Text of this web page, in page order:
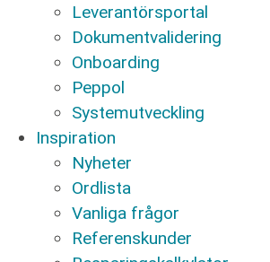
Leverantörsportal
Dokumentvalidering
Onboarding
Peppol
Systemutveckling
Inspiration
Nyheter
Ordlista
Vanliga frågor
Referenskunder